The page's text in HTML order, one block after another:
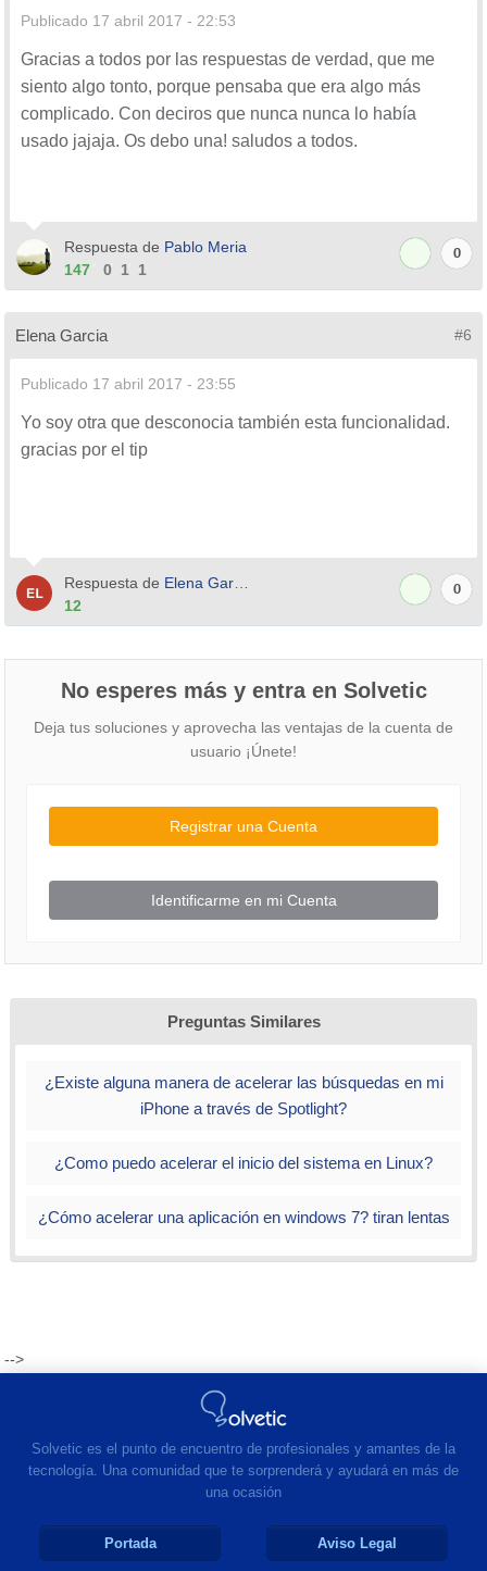
Publicado 17 abril 2017 - 22:53
Gracias a todos por las respuestas de verdad, que me
siento algo tonto, porque pensaba que era algo más
complicado. Con deciros que nunca nunca lo había
usado jajaja. Os debo una! saludos a todos.
Respuesta de Pablo Meria
147
0 1 1
0
Elena Garcia #6
Publicado 17 abril 2017 - 23:55
Yo soy otra que desconocia también esta funcionalidad.
gracias por el tip
Respuesta de Elena Garcia
12
0
No esperes más y entra en Solvetic
Deja tus soluciones y aprovecha las ventajas de la cuenta de
usuario ¡Únete!
Registrar una Cuenta
Identificarme en mi Cuenta
Preguntas Similares
¿Existe alguna manera de acelerar las búsquedas en mi
iPhone a través de Spotlight?
¿Como puedo acelerar el inicio del sistema en Linux?
¿Cómo acelerar una aplicación en windows 7? tiran lentas
-->
Solvetic es el punto de encuentro de profesionales y amantes de la
tecnología. Una comunidad que te sorprenderá y ayudará en más de
una ocasión
Portada Aviso Legal